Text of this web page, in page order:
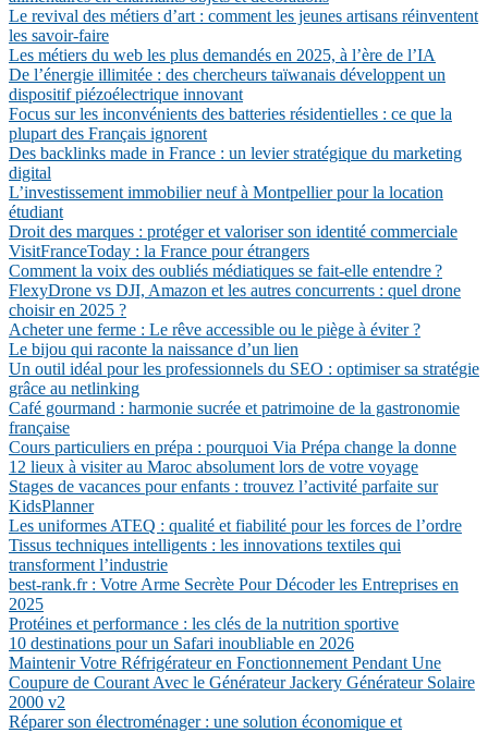
Le revival des métiers d’art : comment les jeunes artisans réinventent
les savoir-faire
Les métiers du web les plus demandés en 2025, à l’ère de l’IA
De l’énergie illimitée : des chercheurs taïwanais développent un
dispositif piézoélectrique innovant
Focus sur les inconvénients des batteries résidentielles : ce que la
plupart des Français ignorent
Des backlinks made in France : un levier stratégique du marketing
digital
L’investissement immobilier neuf à Montpellier pour la location
étudiant
Droit des marques : protéger et valoriser son identité commerciale
VisitFranceToday : la France pour étrangers
Comment la voix des oubliés médiatiques se fait-elle entendre ?
FlexyDrone vs DJI, Amazon et les autres concurrents : quel drone
choisir en 2025 ?
Acheter une ferme : Le rêve accessible ou le piège à éviter ?
Le bijou qui raconte la naissance d’un lien
Un outil idéal pour les professionnels du SEO : optimiser sa stratégie
grâce au netlinking
Café gourmand : harmonie sucrée et patrimoine de la gastronomie
française
Cours particuliers en prépa : pourquoi Via Prépa change la donne
12 lieux à visiter au Maroc absolument lors de votre voyage
Stages de vacances pour enfants : trouvez l’activité parfaite sur
KidsPlanner
Les uniformes ATEQ : qualité et fiabilité pour les forces de l’ordre
Tissus techniques intelligents : les innovations textiles qui
transforment l’industrie
best-rank.fr : Votre Arme Secrète Pour Décoder les Entreprises en
2025
Protéines et performance : les clés de la nutrition sportive
10 destinations pour un Safari inoubliable en 2026
Maintenir Votre Réfrigérateur en Fonctionnement Pendant Une
Coupure de Courant Avec le Générateur Jackery Générateur Solaire
2000 v2
Réparer son électroménager : une solution économique et